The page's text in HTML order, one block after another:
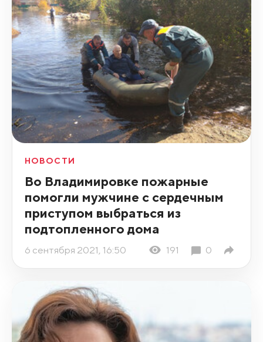
НОВОСТИ
Во Владимировке пожарные
помогли мужчине с сердечным
приступом выбраться из
подтопленного дома
6 сентября 2021, 16:50 191 0